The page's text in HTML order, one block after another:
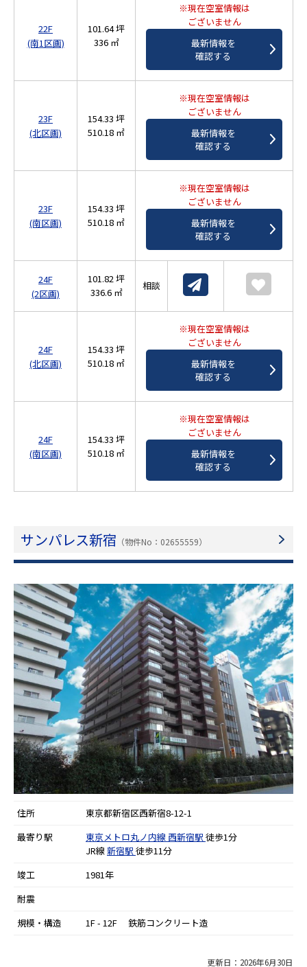
22F
(南1区画)
101.64 坪
336 ㎡
※現在空室情報は
ございません
最新情報を
確認する
23F
(北区画)
154.33 坪
510.18 ㎡
※現在空室情報は
ございません
最新情報を
確認する
23F
(南区画)
154.33 坪
510.18 ㎡
※現在空室情報は
ございません
最新情報を
確認する
24F
(2区画)
101.82 坪
336.6 ㎡
相談
24F
(北区画)
154.33 坪
510.18 ㎡
※現在空室情報は
ございません
最新情報を
確認する
24F
(南区画)
154.33 坪
510.18 ㎡
※現在空室情報は
ございません
最新情報を
確認する
サンパレス新宿 （物件No：02655559）
住所
東京都新宿区西新宿8-12-1
最寄り駅
東京メトロ丸ノ内線 西新宿駅 徒歩1分
JR線新宿駅 徒歩11分
竣工
1981年
耐震
規模・構造
1F - 12F 鉄筋コンクリート造
更新日：2026年6月30日